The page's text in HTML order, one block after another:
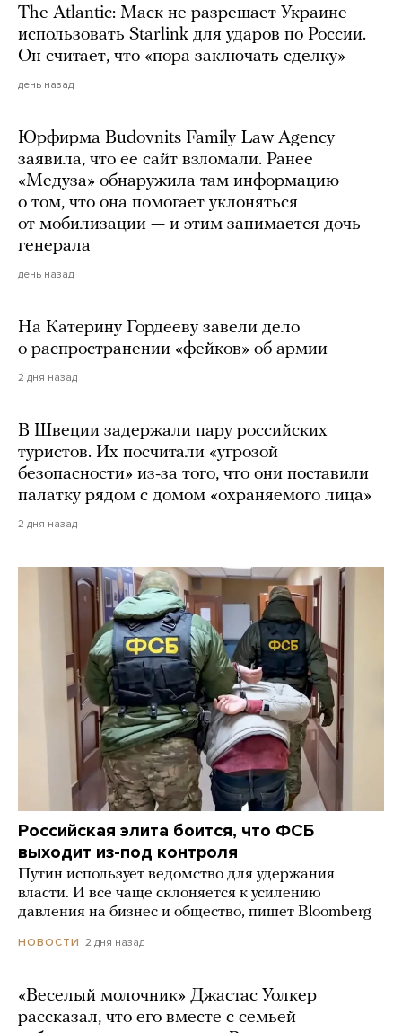
The Atlantic: Маск не разрешает Украине
использовать Starlink для ударов по России.
Он считает, что «пора заключать сделку»
день назад
Юрфирма Budovnits Family Law Agency
заявила, что ее сайт взломали. Ранее
«Медуза» обнаружила там информацию
о том, что она помогает уклоняться
от мобилизации — и этим занимается дочь
генерала
день назад
На Катерину Гордееву завели дело
о распространении «фейков» об армии
2 дня назад
В Швеции задержали пару российских
туристов. Их посчитали «угрозой
безопасности» из-за того, что они поставили
палатку рядом с домом «охраняемого лица»
2 дня назад
Российская элита боится, что ФСБ
выходит из-под контроля
Путин использует ведомство для удержания
власти. И все чаще склоняется к усилению
давления на бизнес и общество, пишет Bloomberg
НОВОСТИ 2 дня назад
«Веселый молочник» Джастас Уолкер
рассказал, что его вместе с семьей